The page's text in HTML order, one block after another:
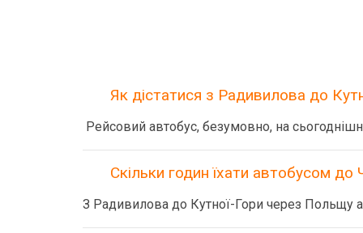
Як дістатися з Радивилова до
Рейсовий автобус, безумовно, на
Скільки годин їхати автобусом до
З Радивилова до Кутної-Гори через Польщу